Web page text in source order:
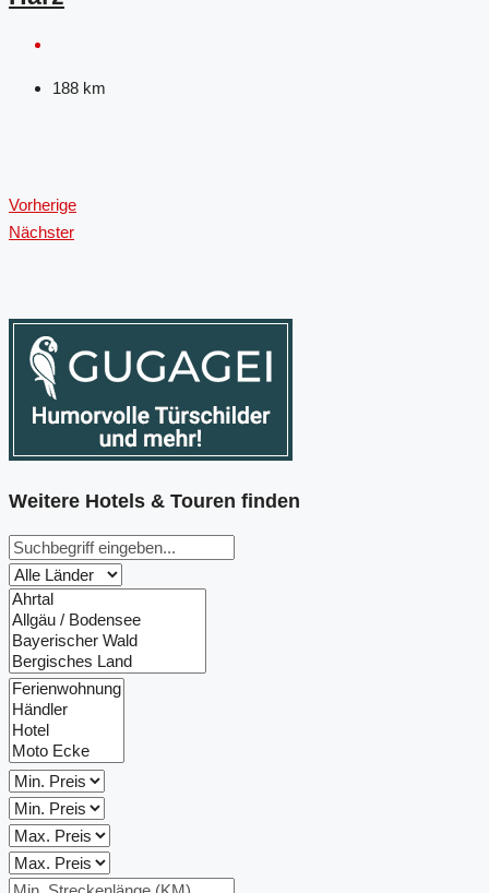
188 km
Vorherige
Nächster
Weitere Hotels & Touren finden